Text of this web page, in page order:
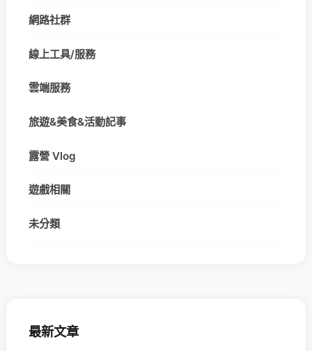
網路社群
線上工具/服務
雲端服務
旅遊&美食&活動記事
露營 Vlog
遊戲相關
未分類
最新文章